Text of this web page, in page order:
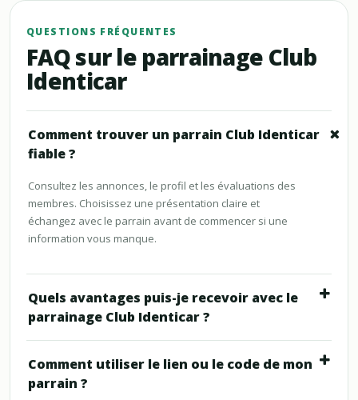
QUESTIONS FRÉQUENTES
FAQ sur le parrainage Club
Identicar
Comment trouver un parrain Club Identicar
fiable ?
Consultez les annonces, le profil et les évaluations des
membres. Choisissez une présentation claire et
échangez avec le parrain avant de commencer si une
information vous manque.
Quels avantages puis-je recevoir avec le
parrainage Club Identicar ?
Comment utiliser le lien ou le code de mon
parrain ?